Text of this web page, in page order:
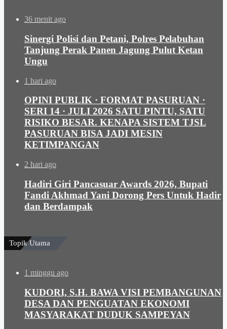
36 menit ago
Sinergi Polisi dan Petani, Polres Pelabuhan
Tanjung Perak Panen Jagung Pulut Ketan
Ungu
1 hari ago
OPINI PUBLIK · FORMAT PASURUAN ·
SERI 14 · JULI 2026 SATU PINTU, SATU
RISIKO BESAR. KENAPA SISTEM TJSL
PASURUAN BISA JADI MESIN
KETIMPANGAN
2 hari ago
Hadiri Giri Pancasuar Awards 2026, Bupati
Fandi Akhmad Yani Dorong Pers Untuk Hadir
dan Berdampak
Topik Utama
1 minggu ago
KUDORI, S.H. BAWA VISI PEMBANGUNAN
DESA DAN PENGUATAN EKONOMI
MASYARAKAT DUDUK SAMPEYAN